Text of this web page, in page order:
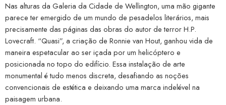
Nas alturas da Galeria da Cidade de Wellington, uma mão gigante
parece ter emergido de um mundo de pesadelos literários, mais
precisamente das páginas das obras do autor de terror H.P.
Lovecraft. “Quasi”, a criação de Ronnie van Hout, ganhou vida de
maneira espetacular ao ser içada por um helicóptero e
posicionada no topo do edifício. Essa instalação de arte
monumental é tudo menos discreta, desafiando as noções
convencionais de estética e deixando uma marca indelével na
paisagem urbana.